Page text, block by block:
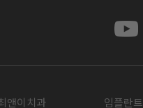
앤이치과 임플란트